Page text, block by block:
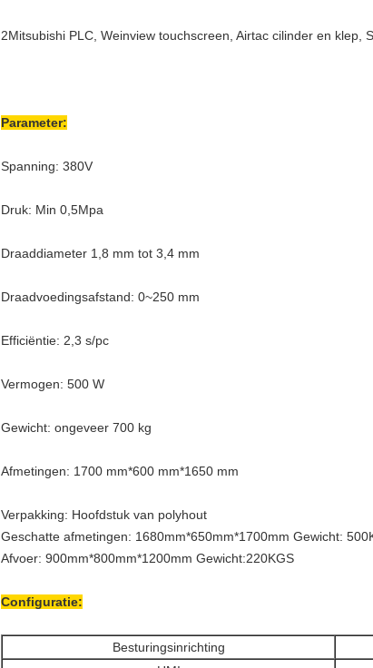
2Mitsubishi PLC, Weinview touchscreen, Airtac cilinder en klep,
Parameter:
Spanning: 380V
Druk: Min 0,5Mpa
Draaddiameter 1,8 mm tot 3,4 mm
Draadvoedingsafstand: 0~250 mm
Efficiëntie: 2,3 s/pc
Vermogen: 500 W
Gewicht: ongeveer 700 kg
Afmetingen: 1700 mm*600 mm*1650 mm
Verpakking: Hoofdstuk van polyhout
Geschatte afmetingen: 1680mm*650mm*1700mm Gewicht:
Afvoer: 900mm*800mm*1200mm Gewicht:220KGS
Configuratie:
Besturingsinrichting